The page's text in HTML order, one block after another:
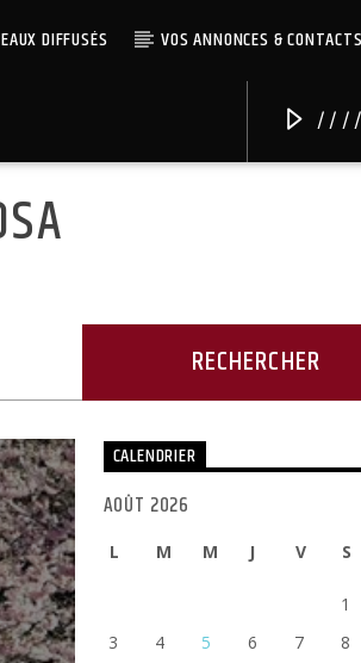
DIFFUSÉS VOS ANNONCES & CONTACTS
/ / / /
CALENDRIER
AOÛT 2026
L M M J V S
1
3
4 5 6 7 8